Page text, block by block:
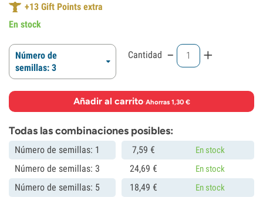
+13 Gift Points extra
En stock
Número de
semillas: 3
Cantidad - +
Añadir al carrito·Ahorras 1,30 €
Todas las combinaciones posibles:
Número de semillas: 1 7,59 € En stock
Número de semillas: 3 24,69 € En stock
Número de semillas: 5 18,49 € En stock